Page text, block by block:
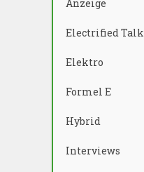
Anzeige
Electrified Talk
Elektro
Formel E
Hybrid
Interviews